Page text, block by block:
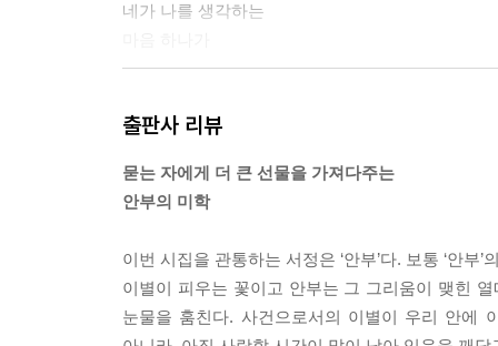
네가 나를 생각하는
하늘에서 만나면
별을 보며 생각한다.
---「별을 보며 생각한다」 전문
새 한 마리
새 한 마리 간다
고달픈 하늘길 열어
출판사 리뷰
묻는 자에게 더 큰 선물을 가져다주는
안부의 미학
이번 시집을 관통하는 서정은 ‘안부’다. 보통 ‘안부
이별이 피우는 꽃이고 안부는 그 그리움이 맺힌
눈물을 훔친다. 사건으로서의 이별이 우리 안에